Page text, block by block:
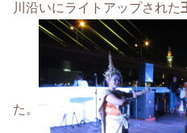
川沿いにライトアップされた
た。